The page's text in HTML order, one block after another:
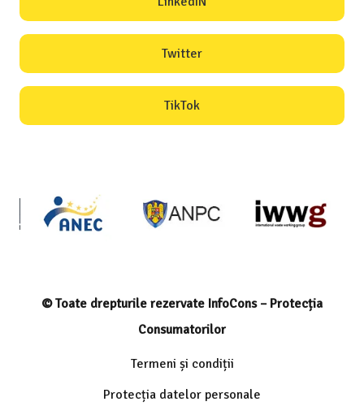
Twitter
TikTok
© Toate drepturile rezervate InfoCons – Protecția
Consumatorilor
Termeni și condiții
Protecția datelor personale